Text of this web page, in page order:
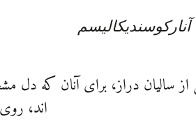
آنارکوسندیکالیسم
سالیان دراز، برای آنان که دل
اند،